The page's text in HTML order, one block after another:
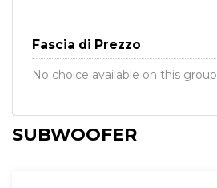
Fascia di Prezzo
No choice available on this group
SUBWOOFER